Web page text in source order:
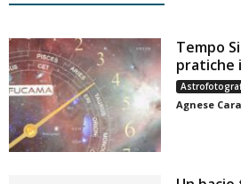
Tempo
pratiche
Agnese